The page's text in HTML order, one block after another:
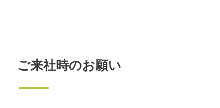
ご来社時のお願い